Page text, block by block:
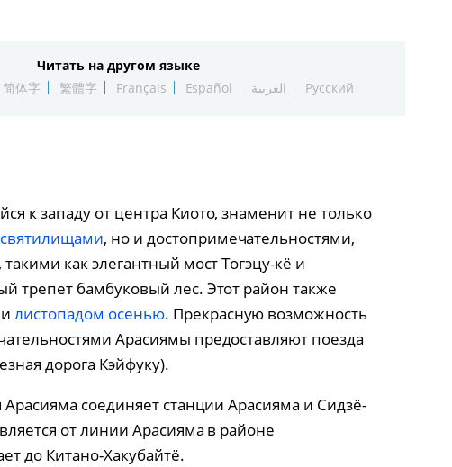
Читать на другом языке
简体字 繁體字 Français Español العربية Русский
к западу от центра Киото, знаменит не только
святилищами, но и достопримечательностями,
как элегантный мост Тогэцу-кё и
трепет бамбуковый лес. Этот район также
и листопадом осенью. Прекрасную возможность
Арасиямы предоставляют поезда
дорога Кэйфуку).
соединяет станции Арасияма и Сидзё-
от линии Арасияма в районе
до Китано-Хакубайтё.